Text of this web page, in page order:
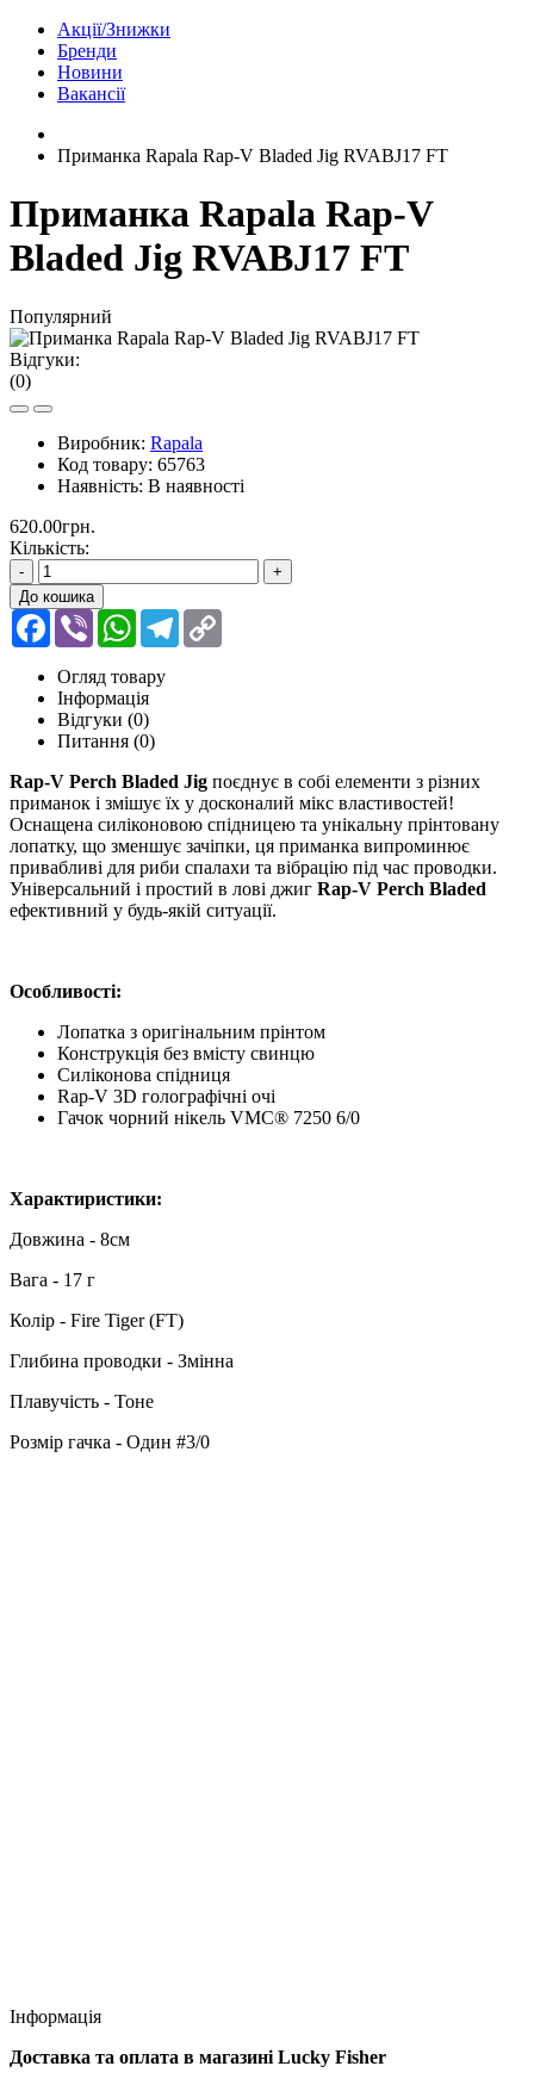
Акції/Знижки
Бренди
Новини
Вакансії
Приманка Rapala Rap-V Bladed Jig RVABJ17 FT
Приманка Rapala Rap-V
Bladed Jig RVABJ17 FT
Популярний
Відгуки:
(0)
Виробник: Rapala
Код товару: 65763
Наявність: В наявності
620.00грн.
Кількість:
-
+
До кошика
Facebook
Viber WhatsApp
Telegram
Огляд товару
Інформація
Відгуки (0)
Питання (0)
Rap-V Perch Bladed Jig поєднує в собі елементи з різних
приманок і змішує їх у досконалий мікс властивостей!
Оснащена силіконовою спідницею та унікальну прінтовану
лопатку, що зменшує зачіпки, ця приманка випроминює
привабливі для риби спалахи та вібрацію під час проводки.
Універсальний і простий в лові джиг Rap-V Perch Bladed
ефективний у будь-якій ситуації.
Особливості:
Лопатка з оригінальним прінтом
Конструкція без вмісту свинцю
Силіконова спідниця
Rap-V 3D голографічні очі
Гачок чорний нікель VMC® 7250 6/0
Характиристики:
Довжина - 8см
Вага - 17 г
Колір - Fire Tiger (FT)
Глибина проводки - Змінна
Плавучість - Тоне
Розмір гачка - Один #3/0
Інформація
Доставка та оплата в магазині Lucky Fisher